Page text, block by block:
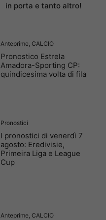
in porta e tanto altro!
Anteprime, CALCIO
Pronostico Estrela
Amadora-Sporting CP:
quindicesima volta di fila
Pronostici
I pronostici di venerdì 7
agosto: Eredivisie,
Primeira Liga e League
Cup
Anteprime, CALCIO